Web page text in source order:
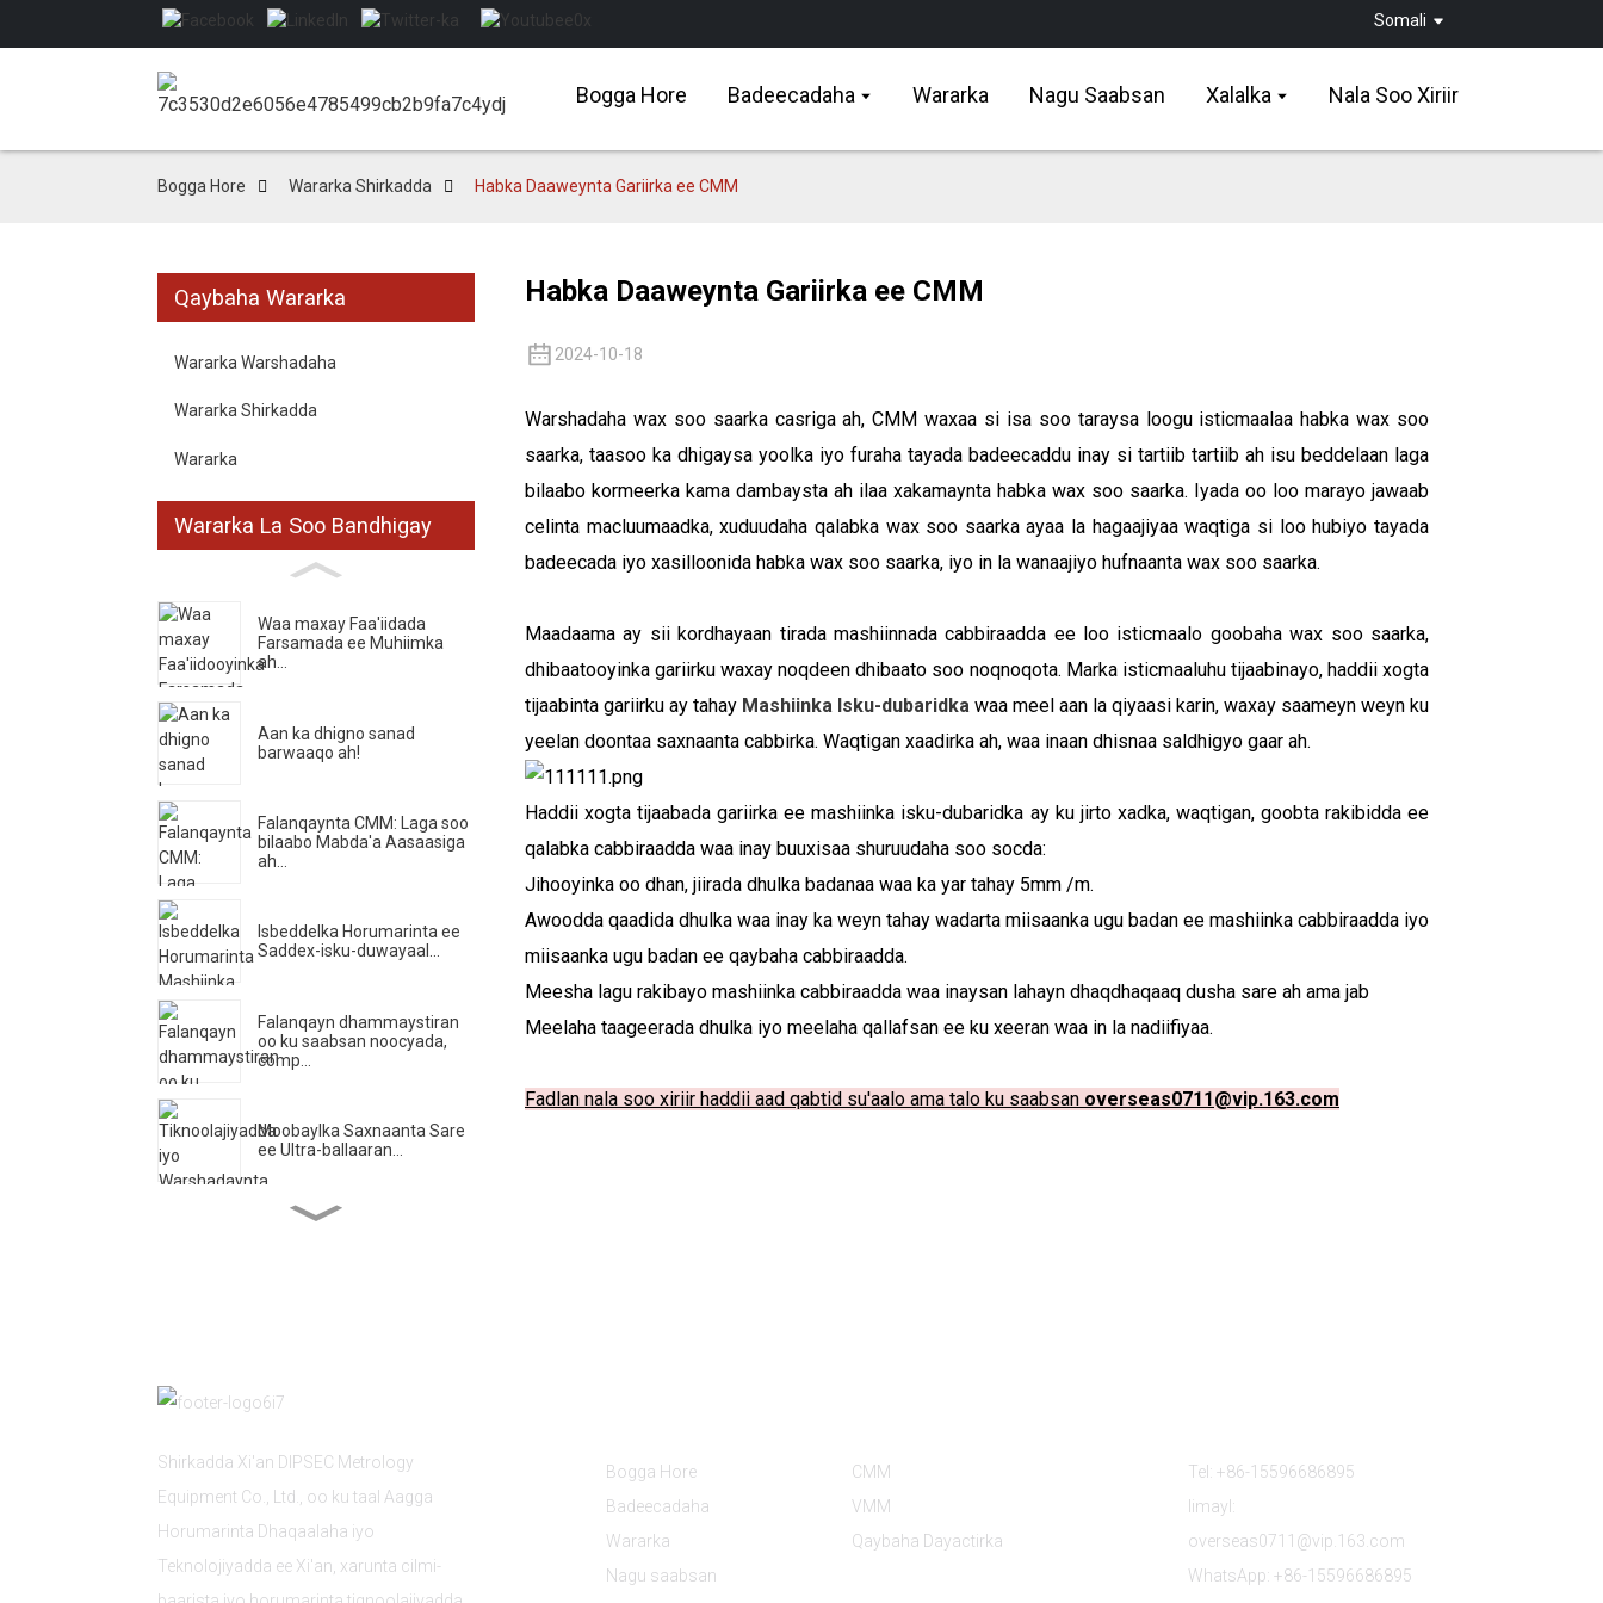
Somali
Bogga Hore Badeecadaha Wararka Nagu Saabsan Xalalka Nala Soo Xiriir
Bogga Hore Wararka Shirkadda Habka Daaweynta Gariirka ee CMM
Qaybaha Wararka
Wararka Warshadaha
Wararka Shirkadda
Wararka
Wararka La Soo Bandhigay
Waa maxay Faa'iidada
Farsamada ee Muhiimka
ah...
Aan ka dhigno sanad
barwaaqo ah!
Falanqaynta CMM: Laga soo
bilaabo Mabda'a Aasaasiga
ah...
Isbeddelka Horumarinta ee
Saddex-isku-duwayaal...
Falanqayn dhammaystiran
oo ku saabsan noocyada,
comp...
Moobaylka Saxnaanta Sare
ee Ultra-ballaaran...
mawduuc ah ...
Codsiga Raafka Beddelka
Baaritaanka ...
Habka Daaweynta Gariirka ee CMM
2024-10-18
Warshadaha wax soo saarka casriga ah, CMM waxaa si isa soo taraysa loogu isticmaalaa habka wax soo
saarka, taasoo ka dhigaysa yoolka iyo furaha tayada badeecaddu inay si tartiib tartiib ah isu beddelaan laga
bilaabo kormeerka kama dambaysta ah ilaa xakamaynta habka wax soo saarka. Iyada oo loo marayo jawaab
celinta macluumaadka, xuduudaha qalabka wax soo saarka ayaa la hagaajiyaa waqtiga si loo hubiyo tayada
badeecada iyo xasilloonida habka wax soo saarka, iyo in la wanaajiyo hufnaanta wax soo saarka.
Maadaama ay sii kordhayaan tirada mashiinnada cabbiraadda ee loo isticmaalo goobaha wax soo saarka,
dhibaatooyinka gariirku waxay noqdeen dhibaato soo noqnoqota. Marka isticmaaluhu tijaabinayo, haddii xogta
tijaabinta gariirku ay tahay Mashiinka Isku-dubaridka waa meel aan la qiyaasi karin, waxay saameyn weyn ku
yeelan doontaa saxnaanta cabbirka. Waqtigan xaadirka ah, waa inaan dhisnaa saldhigyo gaar ah.
Haddii xogta tijaabada gariirka ee mashiinka isku-dubaridka ay ku jirto xadka, waqtigan, goobta rakibidda ee
qalabka cabbiraadda waa inay buuxisaa shuruudaha soo socda:
Jihooyinka oo dhan, jiirada dhulka badanaa waa ka yar tahay 5mm /m.
Awoodda qaadida dhulka waa inay ka weyn tahay wadarta miisaanka ugu badan ee mashiinka cabbiraadda iyo
miisaanka ugu badan ee qaybaha cabbiraadda.
Meesha lagu rakibayo mashiinka cabbiraadda waa inaysan lahayn dhaqdhaqaaq dusha sare ah ama jab
Meelaha taageerada dhulka iyo meelaha qallafsan ee ku xeeran waa in la nadiifiyaa.
Fadlan nala soo xiriir haddii aad qabtid su'aalo ama talo ku saabsan overseas0711@vip.163.com
Shirkadda Xi'an DIPSEC Metrology
Equipment Co., Ltd., oo ku taal Aagga
Horumarinta Dhaqaalaha iyo
Teknolojiyadda ee Xi'an, xarunta cilmi-
Bogga Hore
Badeecadaha
Wararka
Nagu saabsan
CMM
VMM
Qaybaha Dayactirka
Tel: +86-15596686895
Iimayl:
overseas0711@vip.163.com
WhatsApp: +86-15596686895